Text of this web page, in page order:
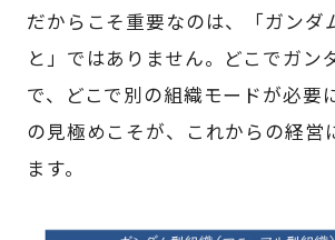
だからこそ重要なのは、「ガンダ
と」ではありません。どこでガン
で、どこで別の組織モードが必要
の見極めこそが、これからの経営
ます。